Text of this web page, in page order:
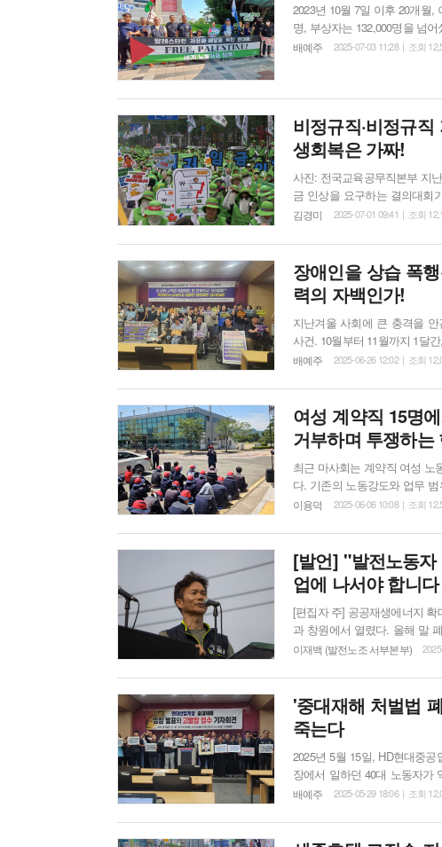
2023년 10월 7일 이후 20개월
명, 부상자는 132,000명을 넘
‘바다에 물 한 방울 수준’이라
비...
배예주 2025-07-03 11:28 | 조회
비정규직·비정규
생회복은 가짜!
사진: 전국교육공무직본부 지난 6월 28일 1시, 서울역에서 저임금 노동자의 임금 기준이 되는 최저임
금 인상을 요구하는 결의대회
주최했으며, 같은 날 3시, 숭례
서 정인용 본부장은 “이재명
김경미 2025-07-01 09:41 | 조회
장애인을 상습 폭
력의 자백인가!
지난겨울 사회에 큰 충격을
사건. 10월부터 11월까지 1달
행을 당한 이 사건에 대해, 최
급 기자회견을 열어 울산시의
배예주 2025-06-26 12:02 | 조회
여성 계약직 15명
거부하며 투쟁하는
최근 마사회는 계약직 여성 노
다. 기존의 노동강도와 업무
가 전문 장비를 투입해서 해야
마사회지부 부경지회 김재철 지회장의 발언
리는 더 이상 침묵할 수 없어
이용덕 2025-06-06 10:08 | 조회
[발언] "발전노동
업에 나서야 합니다
[편집자 주] 공공재생에너지 확대! 발전노동자 총고용 보장! 정의로운 전환을 위한 531 대행진이 태안
과 창원에서 열렸다. 올해 말
중 28개가 폐쇄될 예정이다. 노
동지의 발언
이재백 (발전노조 서부본부)
'중대재해 처벌법
죽는다
2025년 5월 15일, HD현대중
장에서 일하던 40대 노동자가
유족과 '중대재해없는세상만들기 울산운동
잠수일을 할까 걱정하던 모친
배예주 2025-05-29 18:06 | 조회